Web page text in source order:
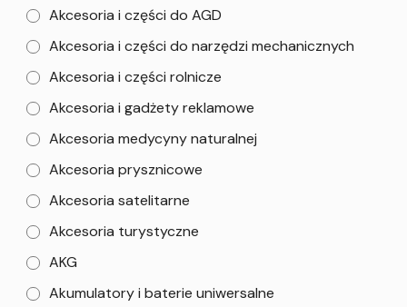
Akcesoria i części do AGD
Akcesoria i części do narzędzi mechanicznych
Akcesoria i części rolnicze
Akcesoria i gadżety reklamowe
Akcesoria medycyny naturalnej
Akcesoria prysznicowe
Akcesoria satelitarne
Akcesoria turystyczne
AKG
Akumulatory i baterie uniwersalne